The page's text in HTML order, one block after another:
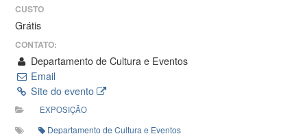
CUSTO
Grátis
CONTATO:
Departamento de Cultura e Eventos
Email
Site do evento
EXPOSIÇÃO
Departamento de Cultura e Eventos